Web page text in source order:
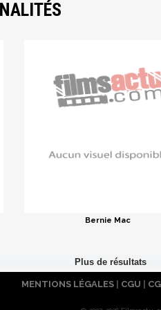
Bernie Mac
MENTIONS LÉGALES | CGU |